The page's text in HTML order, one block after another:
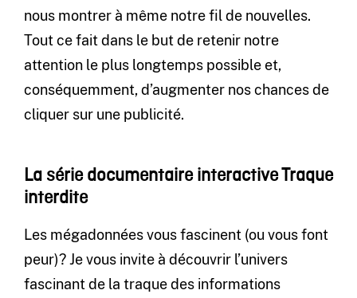
nous montrer à même notre fil de nouvelles.
Tout ce fait dans le but de retenir notre
attention le plus longtemps possible et,
conséquemment, d’augmenter nos chances de
cliquer sur une publicité.
La série documentaire interactive Traque
interdite
Les mégadonnées vous fascinent (ou vous font
peur)? Je vous invite à découvrir l’univers
fascinant de la traque des informations